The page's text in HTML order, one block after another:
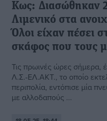
Κως: Διασώθηκαν
Λιμενικό στα
Όλοι είχαν πέσει
σκάφος που τους
Τις πρωινές ώρες σήμερα,
Λ.Σ.-ΕΛ.ΑΚΤ., το οποίο
περιπολία, εντόπισε μία
με αλλοδαπούς ...